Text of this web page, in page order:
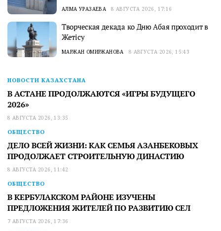
АЛМА УРАЗАЕВА 8 АВГУСТА 2026, 17:16
Творческая декада ко Дню Абая проходит в
Жетісу
МАРЖАН ОМИРЖАНОВА 8 АВГУСТА 2026, 15:43
НОВОСТИ КАЗАХСТАНА
В АСТАНЕ ПРОДОЛЖАЮТСЯ «ИГРЫ БУДУЩЕГО
2026»
8 АВГУСТА 2026, 13:35
ОБЩЕСТВО
ДЕЛО ВСЕЙ ЖИЗНИ: КАК СЕМЬЯ АЗАНБЕКОВЫХ
ПРОДОЛЖАЕТ СТРОИТЕЛЬНУЮ ДИНАСТИЮ
8 АВГУСТА 2026, 11:42
ОБЩЕСТВО
В КЕРБУЛАКСКОМ РАЙОНЕ ИЗУЧЕНЫ
ПРЕДЛОЖЕНИЯ ЖИТЕЛЕЙ ПО РАЗВИТИЮ СЕЛ
7 АВГУСТА 2026, 17:36